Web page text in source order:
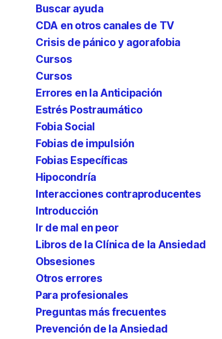
Buscar ayuda
CDA en otros canales de TV
Crisis de pánico y agorafobia
Cursos
Cursos
Errores en la Anticipación
Estrés Postraumático
Fobia Social
Fobias de impulsión
Fobias Específicas
Hipocondría
Interacciones contraproducentes
Introducción
Ir de mal en peor
Libros de la Clínica de la Ansiedad
Obsesiones
Otros errores
Para profesionales
Preguntas más frecuentes
Prevención de la Ansiedad